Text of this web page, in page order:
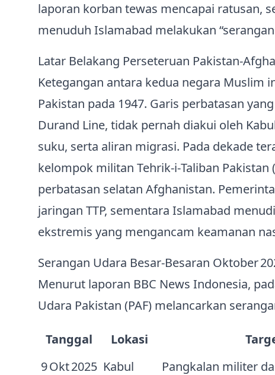
laporan korban tewas mencapai ratusan,
menuduh Islamabad melakukan
Latar Belakang Perseteruan
Ketegangan antara kedua negara Muslim
Pakistan pada 1947. Garis perbatasan
Durand Line, tidak pernah diakui oleh
suku, serta aliran migrasi. Pada dekade
kelompok militan Tehrik‑i‑Taliban
perbatasan selatan Afghanistan.
jaringan TTP, sementara Islamabad
ekstremis yang mengancam keamanan
Serangan Udara Besar‑Besaran Oktober
Menurut laporan BBC News Indonesia,
Udara Pakistan (PAF) melancarkan
Tanggal Lokasi
9 Okt 2025 Kabul Pangkalan militer